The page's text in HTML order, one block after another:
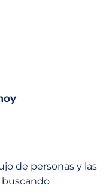
de personas y las
buscando